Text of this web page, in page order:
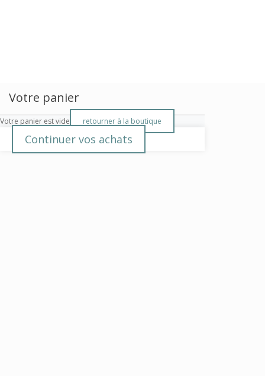
Votre panier
Votre panier est vide retourner à la boutique
Continuer vos achats